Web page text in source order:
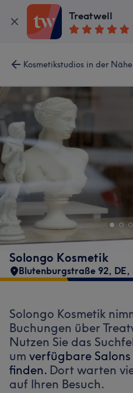
Treatwell
Kosmetikstudios in der Nähe
Solongo Kosmetik
Blutenburgstraße 92, DE,
Solongo Kosmetik
Buchungen über
Nutzen Sie das
um verfügbare
finden. Dort warten
auf Ihren Besuch.